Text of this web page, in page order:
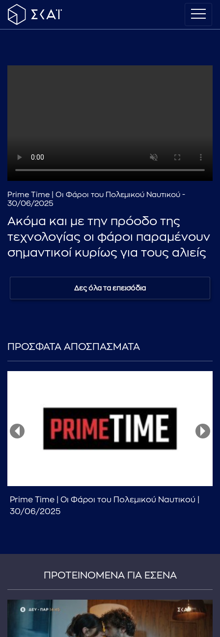
...πληκτρολογήστε κείμενο προς αναζήτηση
Prime Time | Οι Φάροι του Πολεμικού Ναυτικού -
30/06/2025
Ακόμα και με την πρόοδο της
τεχνολογίας οι φάροι παραμένουν
σημαντικοί κυρίως για τους αλιείς
Δες όλα τα επεισόδια
ΠΡΟΣΦΑΤΑ ΑΠΟΣΠΑΣΜΑΤΑ
Prime Time | Οι Φάροι του Πολεμικού Ναυτικού |
30/06/2025
ΠΡΟΤΕΙΝΟΜΕΝΑ ΓΙΑ ΕΣΕΝΑ